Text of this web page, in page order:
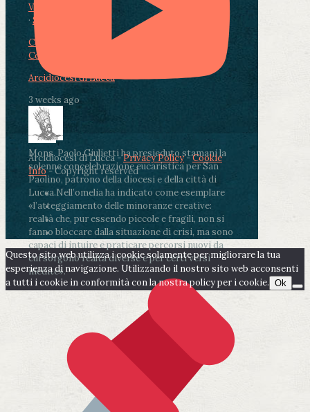
View on Facebook
· Share
Condividi su Facebook
Condividi su LinkedIn
Arcidiocesi di Lucca
3 weeks ago
Mons. Paolo Giulietti ha presieduto stamani la
solenne concelebrazione eucaristica per San
Paolino, patrono della diocesi e della città di
Lucca.Nell’omelia ha indicato come esemplare
«l’atteggiamento delle minoranze creative:
realtà che, pur essendo piccole e fragili, non si
fanno bloccare dalla situazione di crisi, ma sono
capaci di intuire e praticare percorsi nuovi da
cui sorgono realtà diverse e per certi versi
inedite».
Arcidiocesi di Lucca -Privacy Policy-Cookie
Info- Copyright reserved
Questo sito web utilizza i cookie solamente per migliorare la tua
esperienza di navigazione. Utilizzando il nostro sito web acconsenti
a tutti i cookie in conformità con la nostra policy per i cookie. Ok